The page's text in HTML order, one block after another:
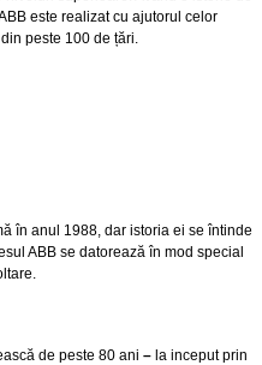
este realizat cu ajutorul celor
peste 100 de țări.
în anul 1988, dar istoria ei se întinde
ABB se datorează în mod special
de peste 80 ani – la inceput prin